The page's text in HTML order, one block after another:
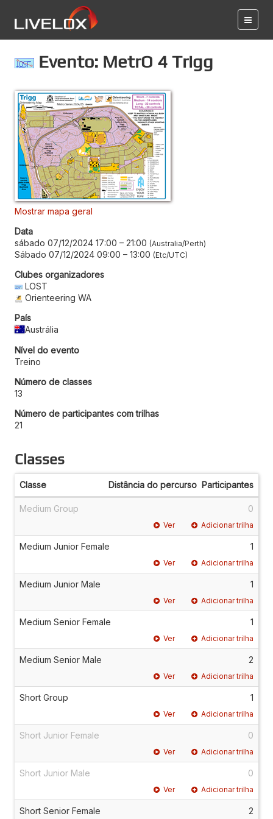
Evento: MetrO 4 Trigg
Mostrar mapa geral
Data
sábado 07/12/2024 17:00 – 21:00 Australia/Perth
Sábado 07/12/2024 09:00 – 13:00 Etc/UTC
Clubes organizadores
LOST
Orienteering WA
País
Austrália
Nível do evento
Treino
Número de classes
13
Número de participantes com trilhas
21
Classes
Classe Distância do percurso Participantes
Medium Group 0
Ver Adicionar trilha
Medium Junior Female 1
Ver Adicionar trilha
Medium Junior Male 1
Ver Adicionar trilha
Medium Senior Female 1
Ver Adicionar trilha
Medium Senior Male 2
Ver Adicionar trilha
Short Group 1
Ver Adicionar trilha
Short Junior Female 0
Ver Adicionar trilha
Short Junior Male 0
Ver Adicionar trilha
Short Senior Female 2